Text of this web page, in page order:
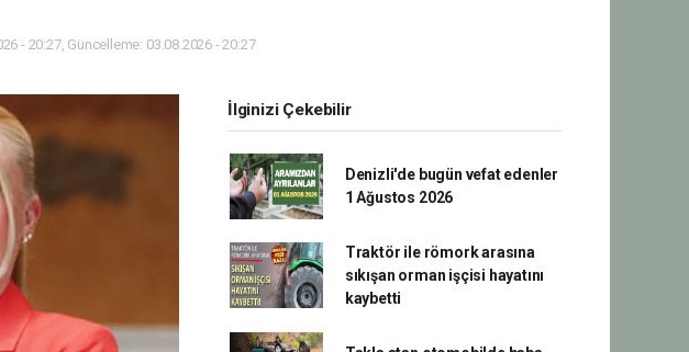
- 20:27, Güncelleme: 03.08.2026 - 20:27
İlginizi Çekebilir
Denizli'de bugün vefat edenler
1 Ağustos 2026
Traktör ile römork arasına
sıkışan orman işçisi hayatını
kaybetti